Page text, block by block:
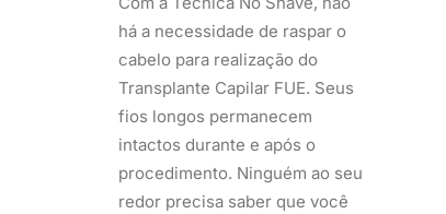
há a necessidade de raspar o
cabelo para realização do
Transplante Capilar FUE. Seus
fios longos permanecem
intactos durante e após o
procedimento. Ninguém ao seu
redor precisa saber que você